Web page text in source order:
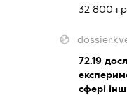
32 800
72.19
сфері